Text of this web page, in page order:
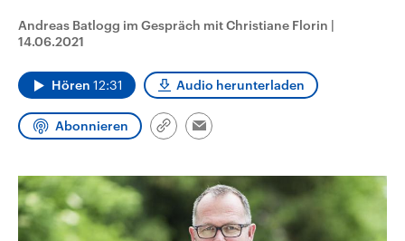
und Hintergründe zu den Parteien
und Kandidaten der anstehenden
Wahl.
Sendungen Programm Podcasts
Andreas Batlogg im Gespräch mit Christiane Florin |
14.06.2021
Hören 12:31 Audio herunterladen
Abonnieren
Link
Email